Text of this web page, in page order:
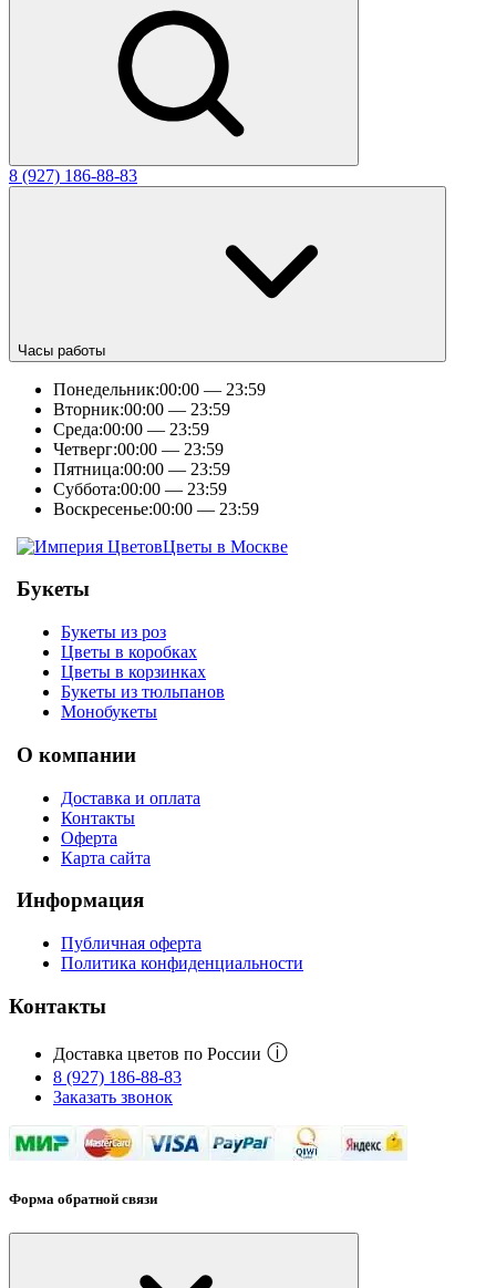
8 (927) 186-88-83
Часы работы
Понедельник:00:00 — 23:59
Вторник:00:00 — 23:59
Среда:00:00 — 23:59
Четверг:00:00 — 23:59
Пятница:00:00 — 23:59
Суббота:00:00 — 23:59
Воскресенье:00:00 — 23:59
Цветы в Москве
Букеты
Букеты из роз
Цветы в коробках
Цветы в корзинках
Букеты из тюльпанов
Монобукеты
О компании
Доставка и оплата
Контакты
Оферта
Карта сайта
Информация
Публичная оферта
Политика конфиденциальности
Контакты
Доставка цветов по России ⓘ
8 (927) 186-88-83
Заказать звонок
Форма обратной связи